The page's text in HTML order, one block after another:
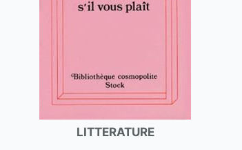
LITTERATURE